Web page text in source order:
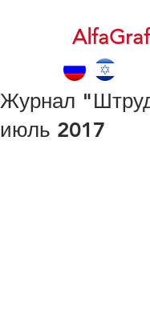
Журнал
июль 2017